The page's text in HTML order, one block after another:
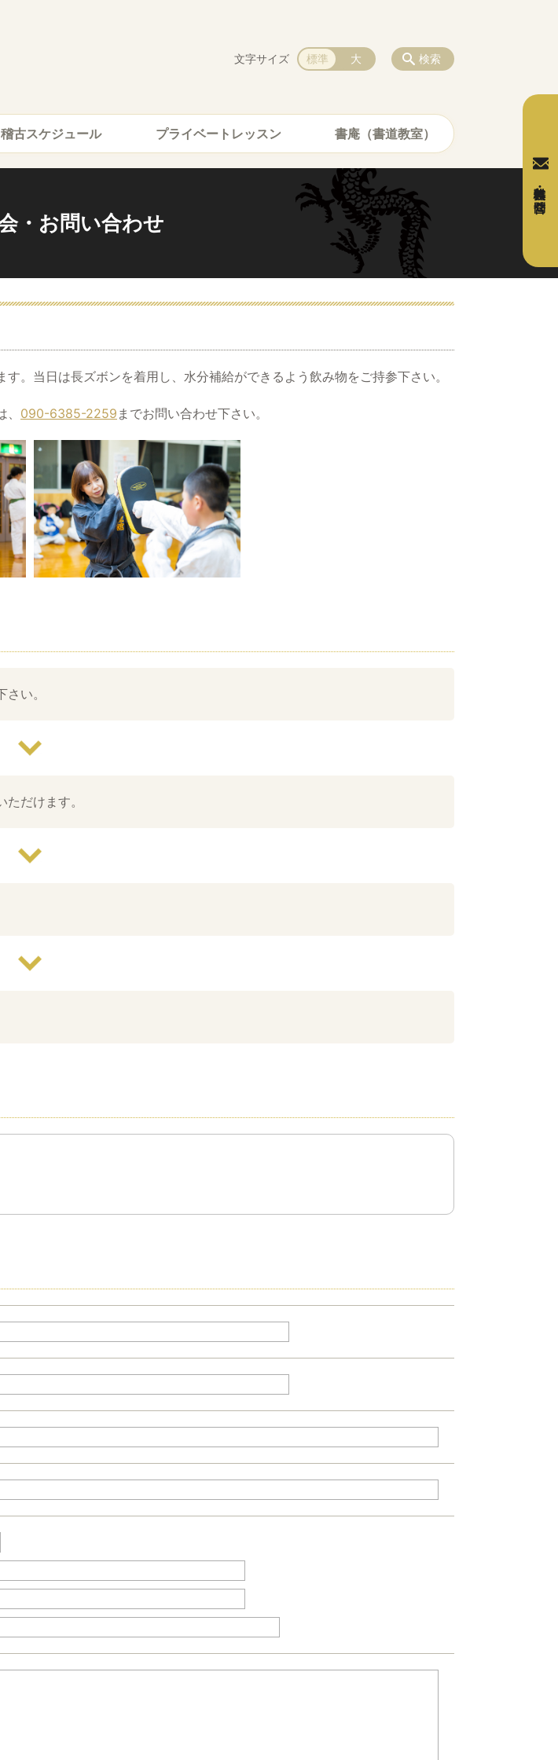
稽古スケジュール プライベートレッスン 書庵（書道教室）
検索
文字サイズ 標準 大
・お問い合わせ
。当日は長ズボンを着用し、水分補給ができるよう飲み物をご持参下さい。
090-6385-2259 までお問い合わせ下さい。
い。
だけます。
無料体験・お問合せ